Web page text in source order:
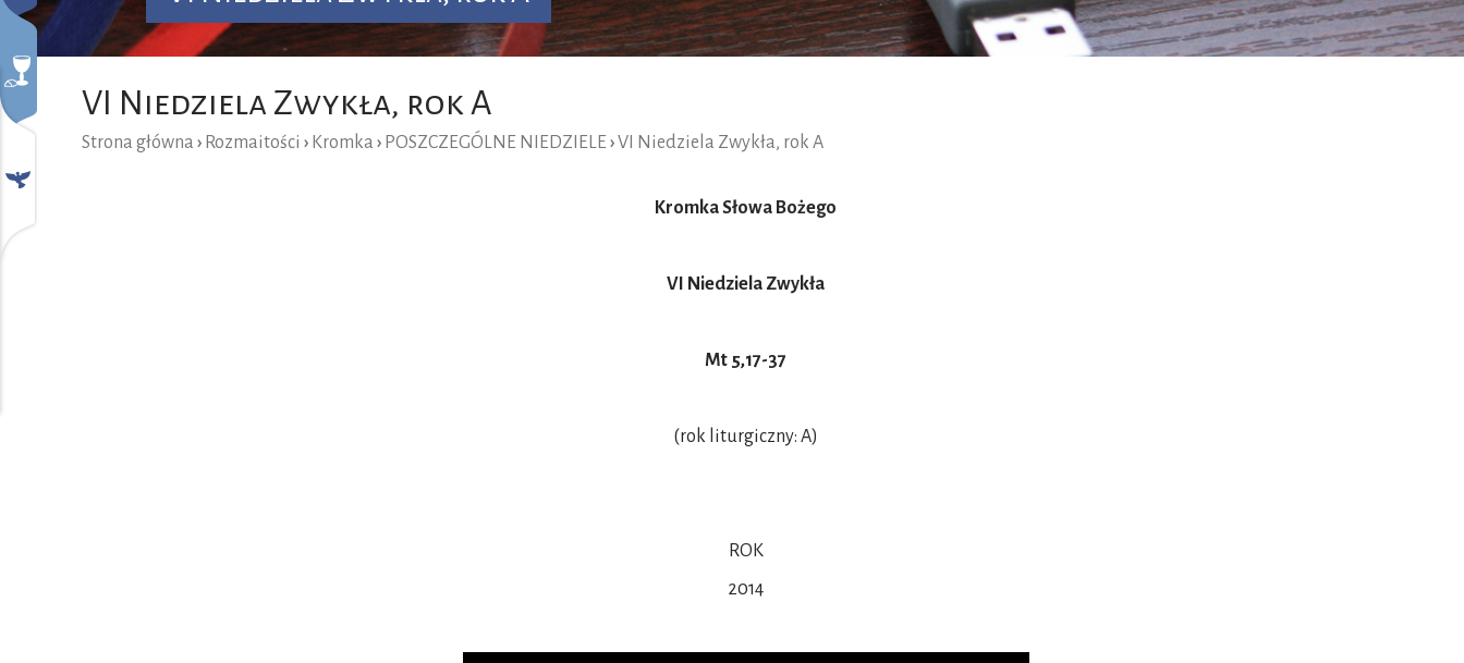
VI Niedziela Zwykła, rok A
Strona główna › Rozmaitości › Kromka › POSZCZEGÓLNE NIEDZIELE›VI Niedziela Zwykła, rok A
Kromka Słowa Bożego
VI Niedziela Zwykła
Mt 5,17-37
(rok liturgiczny: A)
ROK
2014